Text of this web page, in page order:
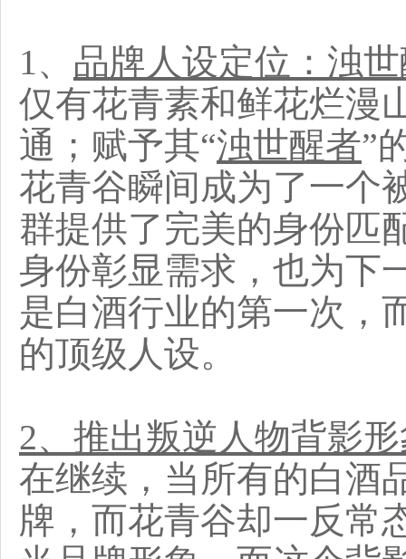
1、 品牌人设定位：浊
仅有花青素和鲜花烂漫
通；赋予其“浊世醒者”
花青谷瞬间成为了一个
群提供了完美的身份匹
身份彰显需求，也为下
是白酒行业的第一次，
的顶级人设。
2、推出叛逆人物背影
在继续，当所有的白酒
牌，而花青谷却一反常